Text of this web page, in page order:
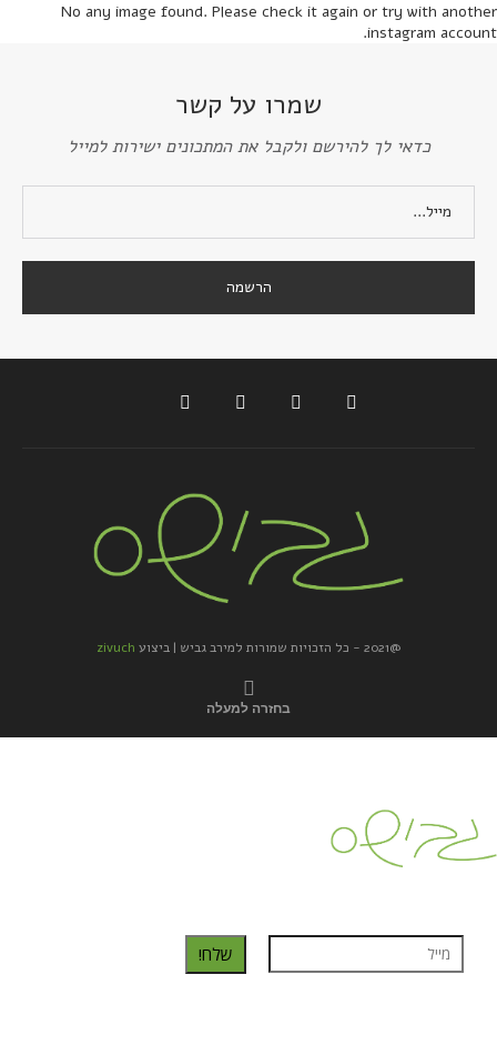
No any image found. Please check it again or try with another
instagram account.
שמרו על קשר
כדאי לך להירשם ולקבל את המתכונים ישירות למייל
@2021 - כל הזכויות שמורות למירב גביש | ביצוע zivuch
בחזרה למעלה
שלח!